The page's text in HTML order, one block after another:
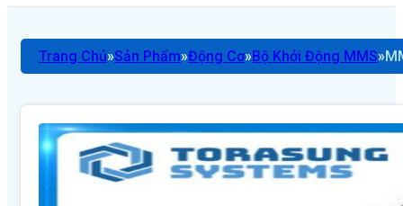
Trang Chủ Sản Phẩm Động Cơ Bộ Khởi Động MMS